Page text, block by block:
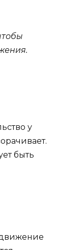
у
быть
движение